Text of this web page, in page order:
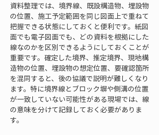
資料整理では、境界線、既設構造物、埋設物
の位置、施工予定範囲を同じ図面上で重ねて
把握できる状態にしておくと便利です。紙図
面でも電子図面でも、どの資料を根拠にした
線なのかを区別できるようにしておくことが
重要です。確定した境界、推定境界、現地構
造物の位置、埋設物の想定位置、要確認箇所
を混同すると、後の協議で説明が難しくなり
ます。特に境界線とブロック塀や側溝の位置
が一致していない可能性がある現場では、線
の意味を分けて記録しておく必要がありま
す。